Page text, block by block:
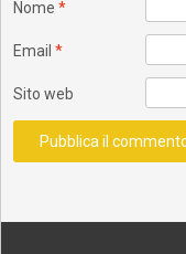
Nome*
Email*
Sito web